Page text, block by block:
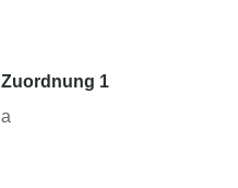
Zuordnung 1
a